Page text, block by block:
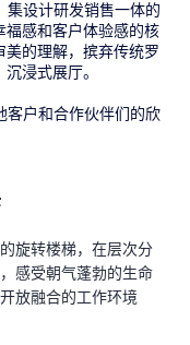
集设计研发销售一体的
福感和客户体验感的核
的理解，摈弃传统罗
浸式展厅。
客户和合作伙伴们的欣
旋转楼梯，在层次分
感受朝气蓬勃的生命
放融合的工作环境